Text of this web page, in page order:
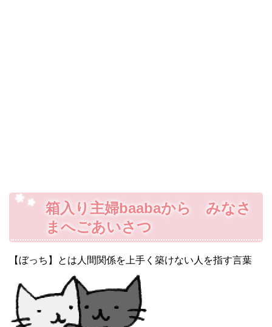
箱入り主婦baabaから みなさ
まへごあいさつ
【ぼっち】とは人間関係を上手く築けない人を指す言葉